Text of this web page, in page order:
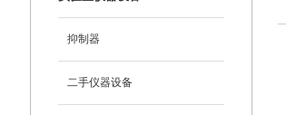
抑制器
二手仪器设备